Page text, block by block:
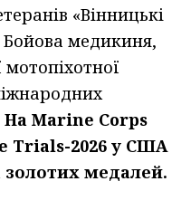
«Вінницькі
медикиня,
На Marine Corps
Trials-2026 у США
золотих медалей.